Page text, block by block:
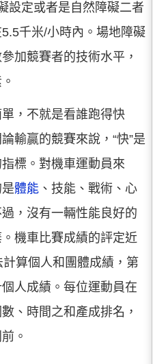
設定或者是自然障礙二者
千米/小時內。場地障礙
加競賽者的技術水平，
，不就是看誰跑得快
輸贏的競賽來說，“快”是
標。對機車運動員來
體能 、技能、戰術、心
，沒有一輛性能良好的
機車比賽成績的評定近
算個人和團體成績，第
個人成績。每位運動員在
、時間之和產成排名，
。